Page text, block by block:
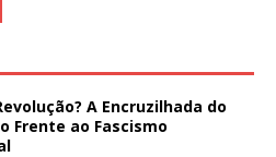
A Encruzilhada do
Frente ao Fascismo